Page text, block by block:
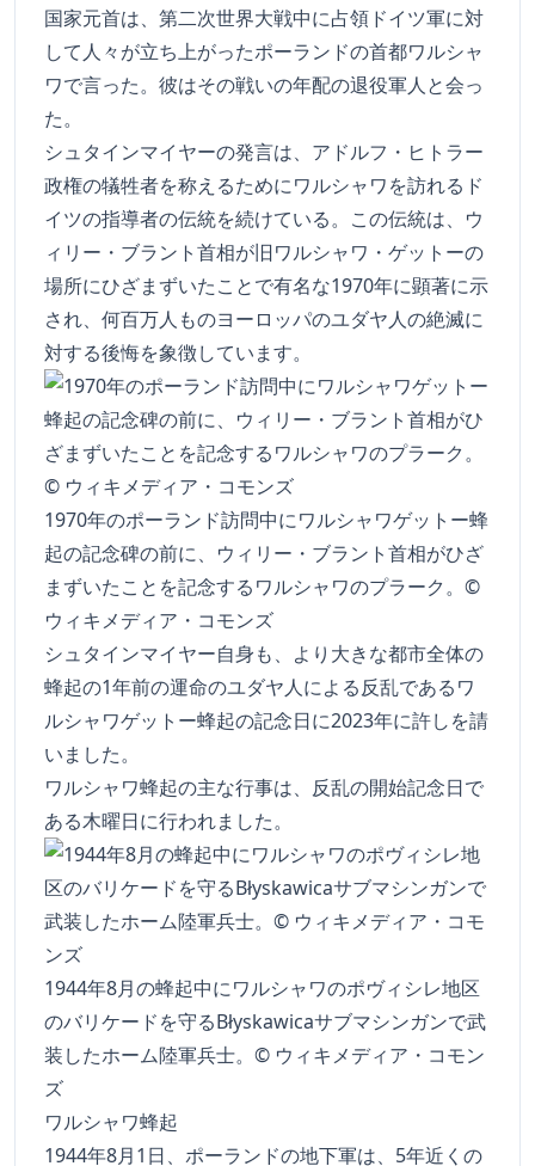
国家元首は、第二次世界大戦中に占領ドイツ軍に対
して人々が立ち上がったポーランドの首都ワルシャ
ワで言った。彼はその戦いの年配の退役軍人と会っ
た。
シュタインマイヤーの発言は、アドルフ・ヒトラー
政権の犠牲者を称えるためにワルシャワを訪れるド
イツの指導者の伝統を続けている。この伝統は、ウ
ィリー・ブラント首相が旧ワルシャワ・ゲットーの
場所にひざまずいたことで有名な1970年に顕著に示
され、何百万人ものヨーロッパのユダヤ人の絶滅に
対する後悔を象徴しています。
1970年のポーランド訪問中にワルシャワゲットー蜂
起の記念碑の前に、ウィリー・ブラント首相がひざ
まずいたことを記念するワルシャワのプラーク。©
ウィキメディア・コモンズ
シュタインマイヤー自身も、より大きな都市全体の
蜂起の1年前の運命のユダヤ人による反乱であるワ
ルシャワゲットー蜂起の記念日に2023年に許しを請
いました。
ワルシャワ蜂起の主な行事は、反乱の開始記念日で
ある木曜日に行われました。
1944年8月の蜂起中にワルシャワのポヴィシレ地区
のバリケードを守るBłyskawicaサブマシンガンで武
装したホーム陸軍兵士。© ウィキメディア・コモン
ズ
ワルシャワ蜂起
1944年8月1日、ポーランドの地下軍は、5年近くの